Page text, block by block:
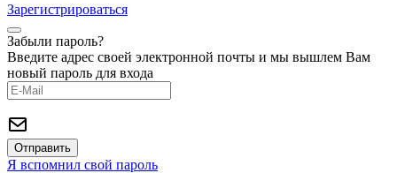
Зарегистрироваться
Забыли пароль?
Введите адрес своей электронной почты и мы вышлем Вам
новый пароль для входа
Я вспомнил свой пароль